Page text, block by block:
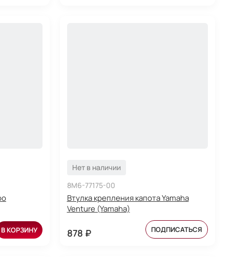
В КОРЗИНУ
Нет в наличии
8M6-77175-00
Втулка крепления капота Yamaha
Venture (Yamaha)
878 ₽ ПОДПИСАТЬСЯ